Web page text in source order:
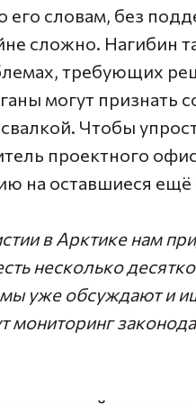
его словам, без
сложно. Нагибин
требующих
могут признать
Чтобы
проектного
на оставшиеся
в Арктике нам
несколько
уже обсуждают и